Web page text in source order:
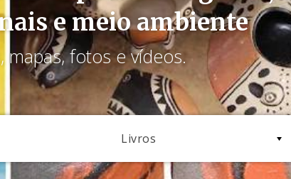
e meio ambiente
mapas, fotos e vídeos.
Livros